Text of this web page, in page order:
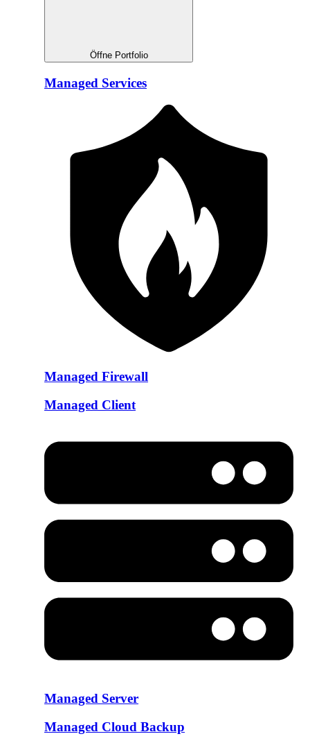
Öffne Portfolio
Managed Services
Managed Firewall
Managed Client
Managed Server
Managed Cloud Backup